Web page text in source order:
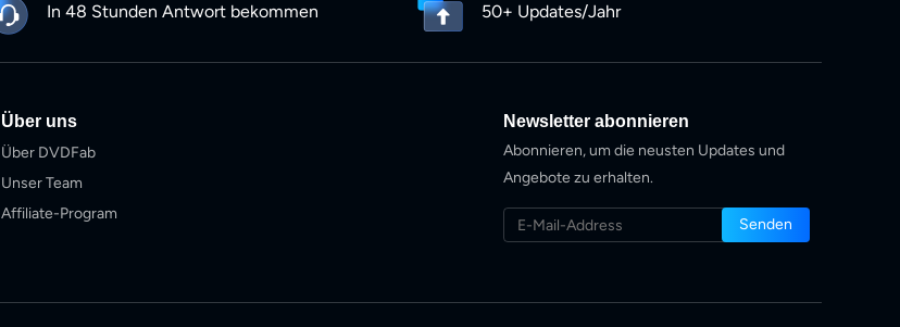
In 48 Stunden Antwort bekommen 50+ Updates/Jahr
Über uns
Über DVDFab
Unser Team
Affiliate-Program
Newsletter abonnieren
Abonnieren, um die neusten Updates und
Angebote zu erhalten.
Senden